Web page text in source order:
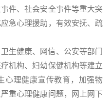
件、社会安全事件等重大突
急心理援助，有效安抚、疏
生健康、网信、公安等部门
机构、妇幼保健机构等建立
心理健康宣传教育，加强物
重心理健康问题，网上网下